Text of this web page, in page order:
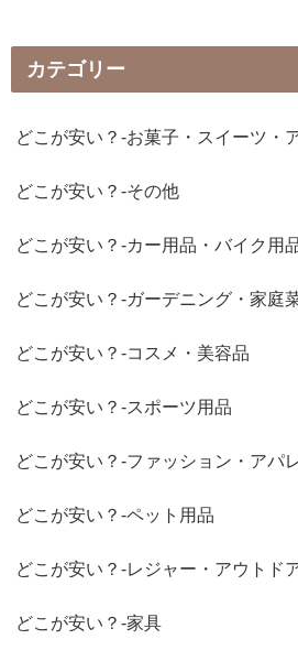
カテゴリー
どこが安い？-お菓子・スイーツ・
どこが安い？-その他
どこが安い？-カー用品・バイク用
どこが安い？-ガーデニング・家庭
どこが安い？-コスメ・美容品
どこが安い？-スポーツ用品
どこが安い？-ファッション・アパ
どこが安い？-ペット用品
どこが安い？-レジャー・アウトド
どこが安い？-家具